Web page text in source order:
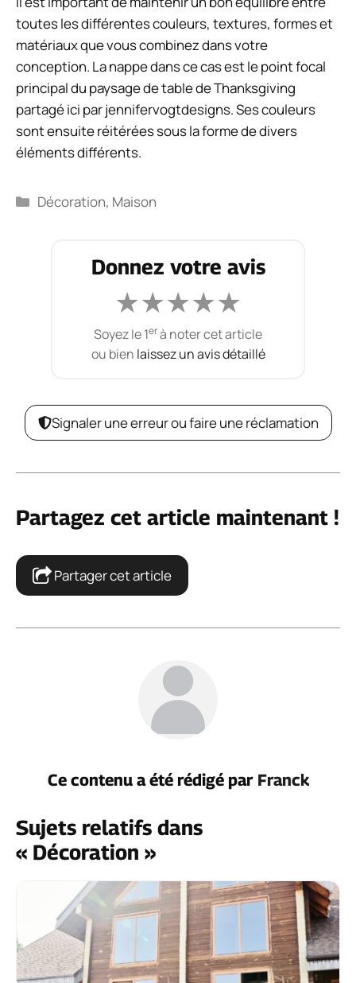
toutes les différentes couleurs, textures, formes et
matériaux que vous combinez dans votre
conception. La nappe dans ce cas est le point focal
principal du paysage de table de Thanksgiving
partagé ici par jennifervogtdesigns. Ses couleurs
sont ensuite réitérées sous la forme de divers
éléments différents.
Catégories
Décoration, Maison
Donnez votre avis
★★★★★
Soyez le 1erà noter cet article
ou bien laissez un avis détaillé
Signaler une erreur ou faire une réclamation
Partagez cet article maintenant !
Partager cet article
Ce contenu a été rédigé par Franck
Sujets relatifs dans
« Décoration »